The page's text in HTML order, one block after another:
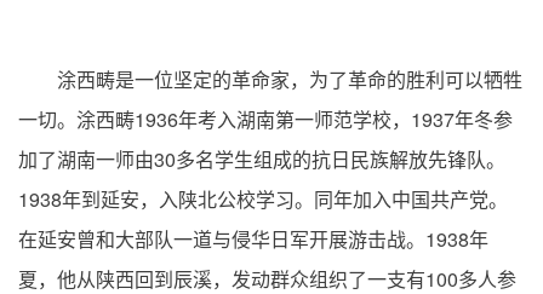
涂西畴是一位坚定的革命家，为了革命的胜利可以牺牲
一切。涂西畴1936年考入湖南第一师范学校， 1937年冬参
加了湖南一师由30多名学生组成的抗日民族解放先锋队。
1938年到延安，入陕北公校学习。同年加入中国共产党。
在延安曾和大部队一道与侵华日军开展游击战。 1938年
夏，他从陕西回到辰溪，发动群众组织了一支有100多人参